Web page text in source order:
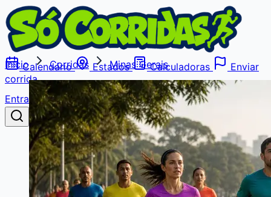
Calendário Estados Calculadoras
Enviar
corrida
Entrar
Buscar
Início Corridas Minas Gerais